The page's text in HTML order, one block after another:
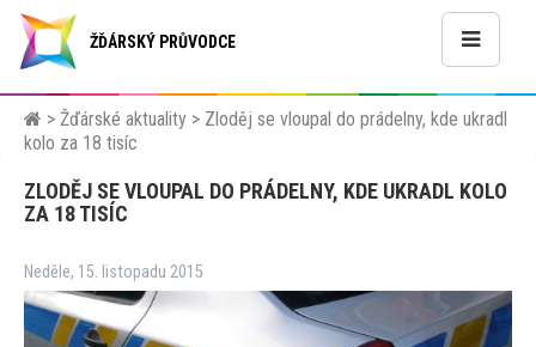
ŽĎÁRSKÝ PRŮVODCE
> Žďárské aktuality > Zloděj se vloupal do prádelny, kde ukradl
kolo za 18 tisíc
ZLODĚJ SE VLOUPAL DO PRÁDELNY, KDE UKRADL KOLO
ZA 18 TISÍC
Neděle, 15. listopadu 2015